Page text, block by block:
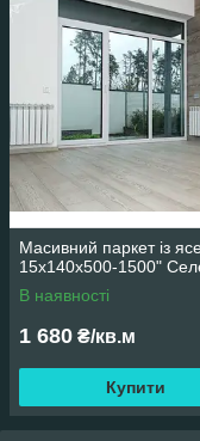
Масивний паркет із
15х140х500-1500"
В наявності
1 680 ₴/кв.м
Купити